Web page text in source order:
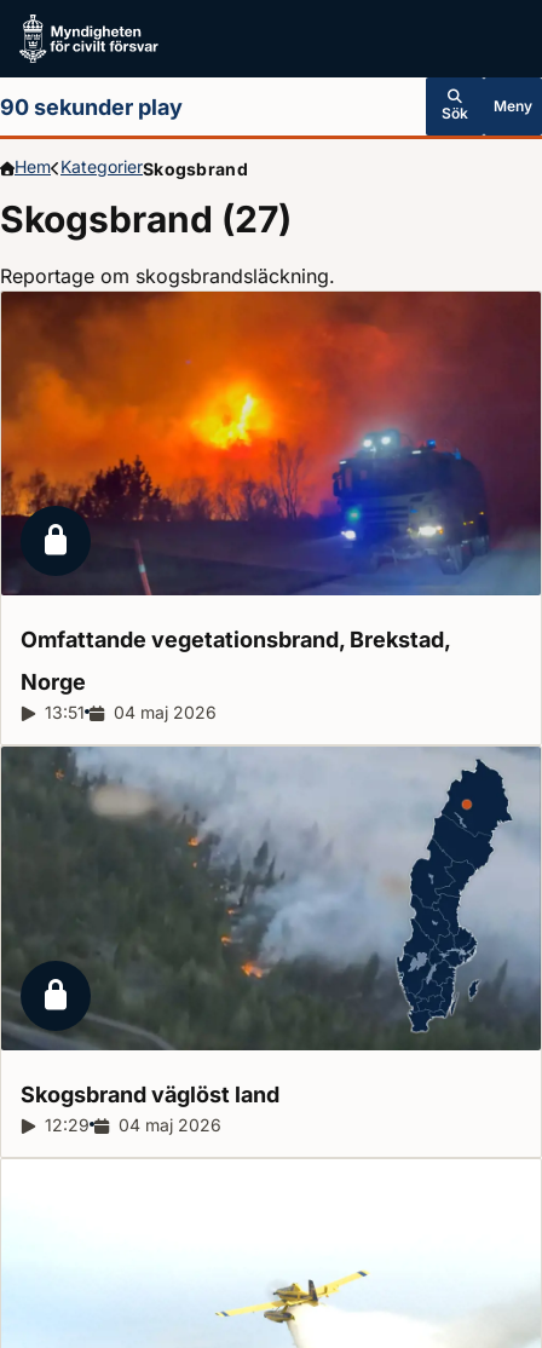
Hoppa till huvudinnehållet
90 sekunder play Sök Meny
Hem KategorierSkogsbrand
Skogsbrand (27)
Reportage om skogsbrandsläckning.
Låst reportage
Omfattande vegetationsbrand, Brekstad,
Norge
Reportagelängd:
13:51 Releasedatum:
04 maj 2026
Låst reportage
Skogsbrand väglöst land
Reportagelängd:
12:29 Releasedatum:
04 maj 2026